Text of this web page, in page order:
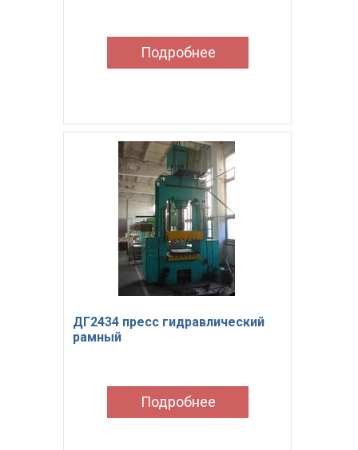
Подробнее
ДГ2434 пресс гидравлический
рамный
Подробнее